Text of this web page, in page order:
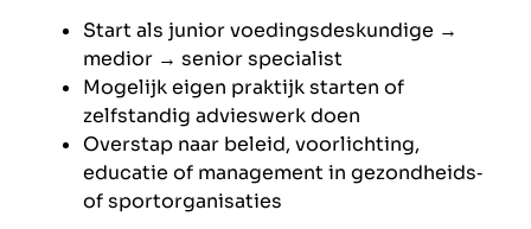
Start als junior voedingsdeskundige →
medior → senior specialist
Mogelijk eigen praktijk starten of
zelfstandig advieswerk doen
Overstap naar beleid, voorlichting,
educatie of management in gezondheids‑
of sportorganisaties